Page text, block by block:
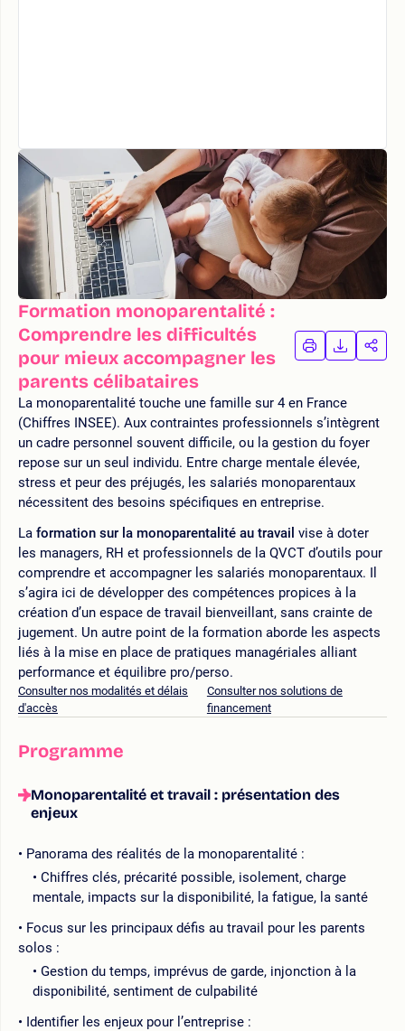
Formation monoparentalité :
Comprendre les difficultés
pour mieux accompagner les
parents célibataires
IMPRIMER
LA
LA
La monoparentalité touche une famille sur 4 en France
(Chiffres INSEE). Aux contraintes professionnels s’intègrent
un cadre personnel souvent difficile, ou la gestion du foyer
repose sur un seul individu. Entre charge mentale élevée,
stress et peur des préjugés, les salariés monoparentaux
nécessitent des besoins spécifiques en entreprise.
La formation sur la monoparentalité au travail vise à doter
les managers, RH et professionnels de la QVCT d’outils pour
comprendre et accompagner les salariés monoparentaux. Il
s’agira ici de développer des compétences propices à la
création d’un espace de travail bienveillant, sans crainte de
jugement. Un autre point de la formation aborde les aspects
liés à la mise en place de pratiques managériales alliant
performance et équilibre pro/perso.
Consulter nos modalités et délais
d'accès
Consulter nos solutions de
financement
Programme
Monoparentalité et travail : présentation des
enjeux
Panorama des réalités de la monoparentalité :
Chiffres clés, précarité possible, isolement, charge
mentale, impacts sur la disponibilité, la fatigue, la santé
Focus sur les principaux défis au travail pour les parents
solos :
Gestion du temps, imprévus de garde, injonction à la
disponibilité, sentiment de culpabilité
Identifier les enjeux pour l’entreprise :